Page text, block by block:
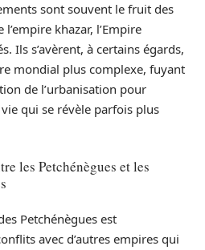
sont souvent le fruit des
khazar, l’Empire
Ils s’avèrent, à certains égards,
mondial plus complexe, fuyant
de l’urbanisation pour
qui se révèle parfois plus
les Petchénègues et les
Petchénègues est
avec d’autres empires qui